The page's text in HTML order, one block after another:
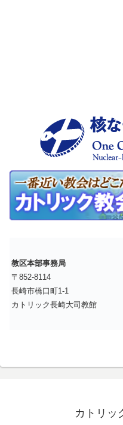
教区本部事務局
〒852-8114
長崎市橋口町1-1
カトリック長崎大司教館
カトリッ